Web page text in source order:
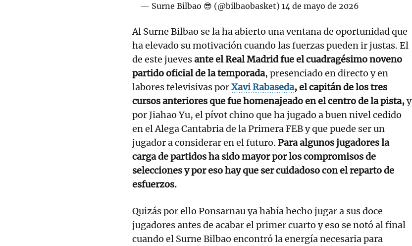
— Surne Bilbao 😎 (@bilbaobasket)14 de mayo de 2026
Al Surne Bilbao se la ha abierto una ventana de oportunidad que
ha elevado su motivación cuando las fuerzas pueden ir justas. El
de este juevesante el Real Madrid fue el cuadragésimo noveno
partido oficial de la temporada, presenciado en directo y en
labores televisivas porXavi Rabaseda, el capitán de los tres
cursos anteriores que fue homenajeado en el centro de la pista,y
por Jiahao Yu, el pívot chino que ha jugado a buen nivel cedido
en el Alega Cantabria de la Primera FEB y que puede ser un
jugador a considerar en el futuro. Para algunos jugadores la
carga de partidos ha sido mayor por los compromisos de
selecciones y por eso hay que ser cuidadoso con el reparto de
esfuerzos.
Quizás por ello Ponsarnau ya había hecho jugar a sus doce
jugadores antes de acabar el primer cuarto y eso se notó al final
cuando el Surne Bilbao encontró la energía necesaria para